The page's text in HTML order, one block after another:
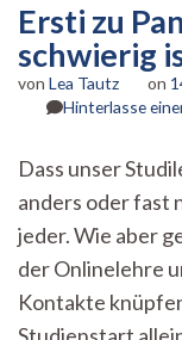
Ersti zu
schwierig
von Lea Tautz on
Hinterlasse
Dass unser
anders oder fast
jeder. Wie aber
der Onlinelehre
Kontakte